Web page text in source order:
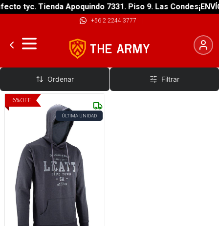
tyc. Tienda Apoquindo 7331. Piso 9. Las Condes
+56 2 2244 3777 |
Polerones Bike
Ordenar Filtrar
6%OFF
ÚLTIMA UNIDAD